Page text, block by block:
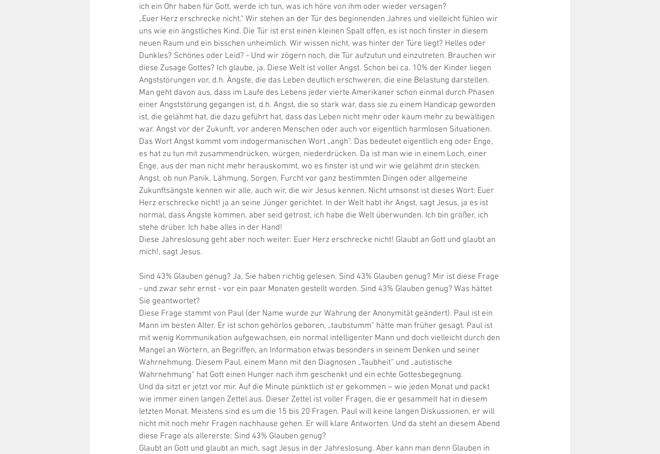
ich ein Ohr haben für Gott, werde ich tun, was ich höre von ihm oder wieder versagen?
„Euer Herz erschrecke nicht.“ Wir stehen an der Tür des beginnenden Jahres und vielleicht fühlen wir
uns wie ein ängstliches Kind. Die Tür ist erst einen kleinen Spalt offen, es ist noch finster in diesem
neuen Raum und ein bisschen unheimlich. Wir wissen nicht, was hinter der Türe liegt? Helles oder
Dunkles? Schönes oder Leid? - Und wir zögern noch, die Tür aufzutun und einzutreten. Brauchen wir
diese Zusage Gottes? Ich glaube, ja. Diese Welt ist voller Angst. Schon bei ca. 10% der Kinder liegen
Angststörungen vor, d.h. Ängste, die das Leben deutlich erschweren, die eine Belastung darstellen.
Man geht davon aus, dass im Laufe des Lebens jeder vierte Amerikaner schon einmal durch Phasen
einer Angststörung gegangen ist, d.h. Angst, die so stark war, dass sie zu einem Handicap geworden
ist, die gelähmt hat, die dazu geführt hat, dass das Leben nicht mehr oder kaum mehr zu bewältigen
war. Angst vor der Zukunft, vor anderen Menschen oder auch vor eigentlich harmlosen Situationen.
Das Wort Angst kommt vom indogermanischen Wort „angh“. Das bedeutet eigentlich eng oder Enge,
es hat zu tun mit zusammendrücken, würgen, niederdrücken. Da ist man wie in einem Loch, einer
Enge, aus der man nicht mehr herauskommt, wo es finster ist und wir wie gelähmt drin stecken.
Angst, ob nun Panik, Lähmung, Sorgen, Furcht vor ganz bestimmten Dingen oder allgemeine
Zukunftsängste kennen wir alle, auch wir, die wir Jesus kennen. Nicht umsonst ist dieses Wort: Euer
Herz erschrecke nicht! ja an seine Jünger gerichtet. In der Welt habt ihr Angst, sagt Jesus, ja es ist
normal, dass Ängste kommen, aber seid getrost, ich habe die Welt überwunden. Ich bin größer, ich
stehe drüber. Ich habe alles in der Hand!
Diese Jahreslosung geht aber noch weiter: Euer Herz erschrecke nicht! Glaubt an Gott und glaubt an
mich!, sagt Jesus.
Sind 43% Glauben genug? Ja, Sie haben richtig gelesen. Sind 43% Glauben genug? Mir ist diese Frage
- und zwar sehr ernst - vor ein paar Monaten gestellt worden. Sind 43% Glauben genug? Was hättet
Sie geantwortet?
Diese Frage stammt von Paul (der Name wurde zur Wahrung der Anonymität geändert). Paul ist ein
Mann im besten Alter. Er ist schon gehörlos geboren, „taubstumm“ hätte man früher gesagt. Paul ist
mit wenig Kommunikation aufgewachsen, ein normal intelligenter Mann und doch vielleicht durch den
Mangel an Wörtern, an Begriffen, an Information etwas besonders in seinem Denken und seiner
Wahrnehmung. Diesem Paul, einem Mann mit den Diagnosen „Taubheit“ und „autistische
Wahrnehmung“ hat Gott einen Hunger nach ihm geschenkt und ein echte Gottesbegegnung.
Und da sitzt er jetzt vor mir. Auf die Minute pünktlich ist er gekommen – wie jeden Monat und packt
wie immer einen langen Zettel aus. Dieser Zettel ist voller Fragen, die er gesammelt hat in diesem
letzten Monat. Meistens sind es um die 15 bis 20 Fragen. Paul will keine langen Diskussionen, er will
nicht mit noch mehr Fragen nachhause gehen. Er will klare Antworten. Und da steht an diesem Abend
diese Frage als allererste: Sind 43% Glauben genug?
Glaubt an Gott und glaubt an mich, sagt Jesus in der Jahreslosung. Aber kann man denn Glauben in